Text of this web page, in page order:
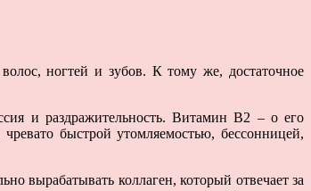
ногтей и зубов. К тому же, достаточное
и раздражительность. Витамин В2 – о его
быстрой утомляемостью, бессонницей,
вырабатывать коллаген, который отвечает за